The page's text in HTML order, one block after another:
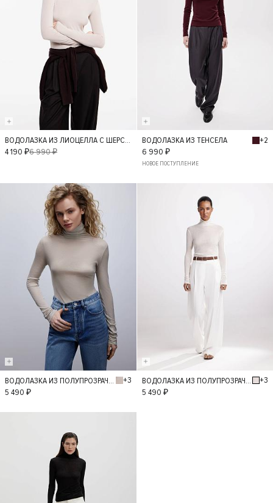
XS
ВОДОЛАЗКА ИЗ ЛИОЦЕЛЛА С ШЕРСТЬЮ
4 190 ₽6 990 ₽ S
ВОДОЛАЗКА ИЗ ТЕНСЕЛА
+2
6 990 ₽
НОВОЕ ПОСТУПЛЕНИЕ
M
ВОДОЛАЗКА ИЗ ПОЛУПРОЗРАЧНОГО ТРИКОТАЖА
+3
5 490 ₽
M
ВОДОЛАЗКА ИЗ ПОЛУПРОЗРАЧНОГО ТРИКОТАЖА
+3
5 490 ₽